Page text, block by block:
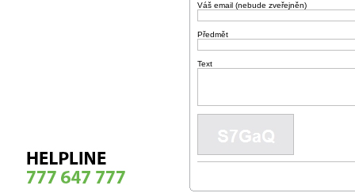
Váš email (nebude zveřejněn)
Předmět
Text